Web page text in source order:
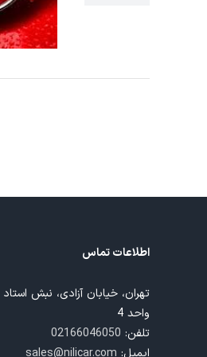
اطلاعات تماس
واحد 4
تلفن: 02166046050
ایمیل: sales@nilicar.com